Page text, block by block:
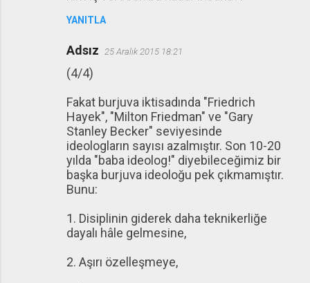
YANITLA
Adsız 25 Aralık 2015 18:21
(4/4)
Fakat burjuva iktisadında "Friedrich
Hayek", "Milton Friedman" ve "Gary
Stanley Becker" seviyesinde
ideologların sayısı azalmıştır. Son 10-20
yılda "baba ideolog!" diyebileceğimiz bir
başka burjuva ideoloğu pek çıkmamıştır.
Bunu:
1. Disiplinin giderek daha teknikerliğe
dayalı hâle gelmesine,
2. Aşırı özelleşmeye,